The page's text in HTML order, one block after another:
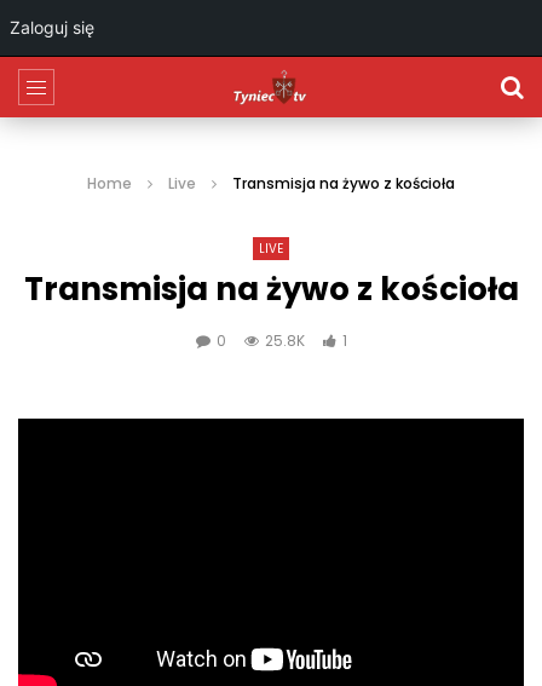
Zaloguj się
Home Live Transmisja na żywo z kościoła
LIVE
Transmisja na żywo z kościoła
0 25.8K 1